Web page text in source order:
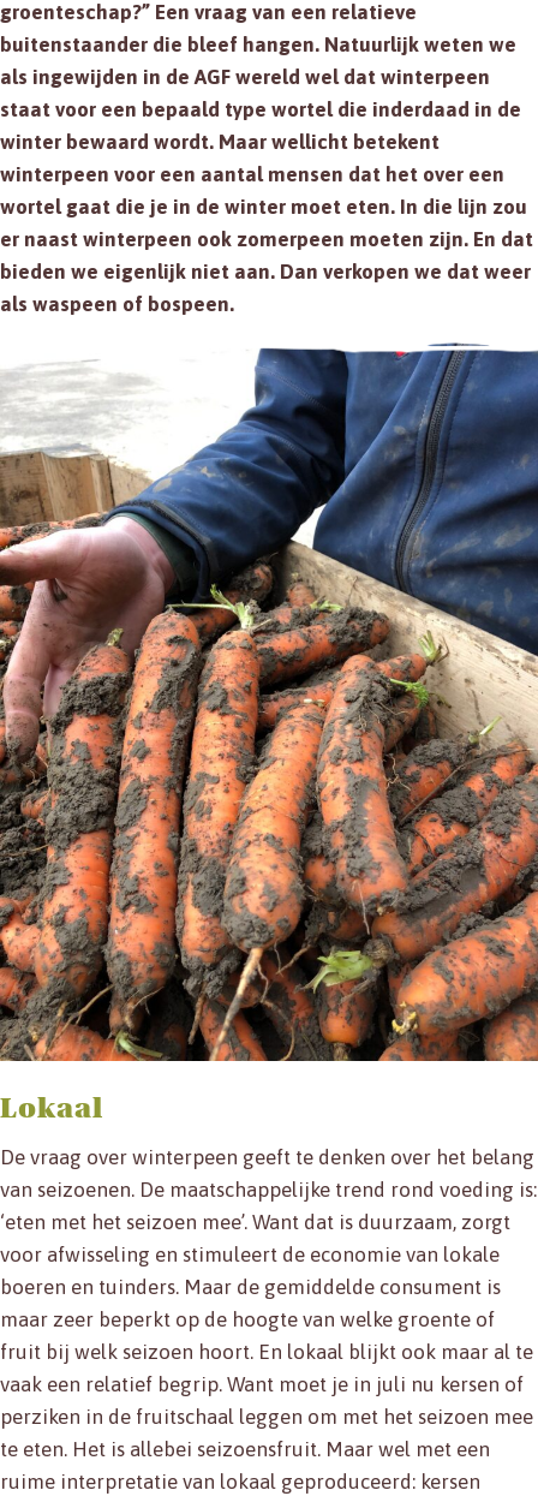
groenteschap?” Een vraag van een relatieve
buitenstaander die bleef hangen. Natuurlijk weten we
als ingewijden in de AGF wereld wel dat winterpeen
staat voor een bepaald type wortel die inderdaad in de
winter bewaard wordt. Maar wellicht betekent
winterpeen voor een aantal mensen dat het over een
wortel gaat die je in de winter moet eten. In die lijn zou
er naast winterpeen ook zomerpeen moeten zijn. En dat
bieden we eigenlijk niet aan. Dan verkopen we dat weer
als waspeen of bospeen.
Lokaal
De vraag over winterpeen geeft te denken over het belang
van seizoenen. De maatschappelijke trend rond voeding is:
‘eten met het seizoen mee’. Want dat is duurzaam, zorgt
voor afwisseling en stimuleert de economie van lokale
boeren en tuinders. Maar de gemiddelde consument is
maar zeer beperkt op de hoogte van welke groente of
fruit bij welk seizoen hoort. En lokaal blijkt ook maar al te
vaak een relatief begrip. Want moet je in juli nu kersen of
perziken in de fruitschaal leggen om met het seizoen mee
te eten. Het is allebei seizoensfruit. Maar wel met een
ruime interpretatie van lokaal geproduceerd: kersen